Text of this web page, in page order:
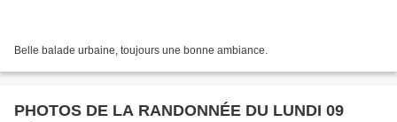
Belle balade urbaine, toujours une bonne ambiance.
PHOTOS DE LA RANDONNÉE DU LUNDI 09